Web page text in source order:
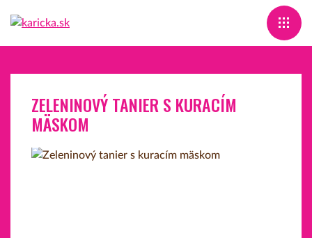
ZELENINOVÝ TANIER S KURACÍM
MÄSKOM